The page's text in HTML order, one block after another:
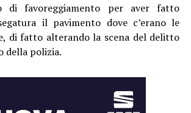
di favoreggiamento per aver fatto
il pavimento dove c’erano le
di fatto alterando la scena del delitto
della polizia.